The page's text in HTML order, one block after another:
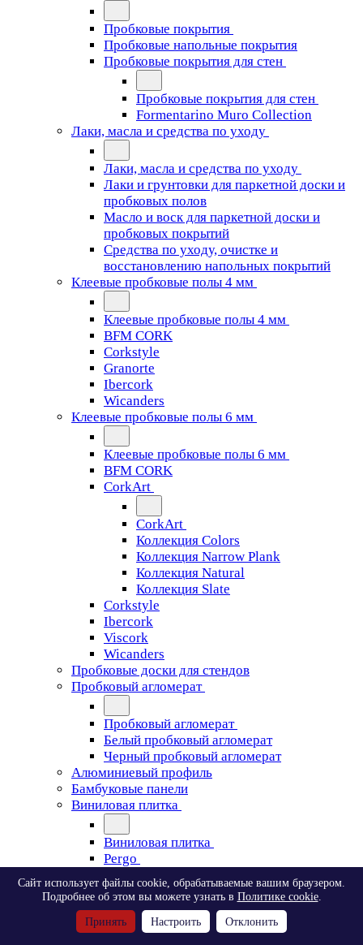
Пробковые покрытия
Пробковые напольные покрытия
Пробковые покрытия для стен
Пробковые покрытия для стен
Formentarino Muro Collection
Лаки, масла и средства по уходу
Лаки, масла и средства по уходу
Лаки и грунтовки для паркетной доски и
пробковых полов
Масло и воск для паркетной доски и
пробковых покрытий
Средства по уходу, очистке и
восстановлению напольных покрытий
Клеевые пробковые полы 4 мм
Клеевые пробковые полы 4 мм
BFM CORK
Corkstyle
Granorte
Ibercork
Wicanders
Клеевые пробковые полы 6 мм
Клеевые пробковые полы 6 мм
BFM CORK
CorkArt
CorkArt
Коллекция Colors
Коллекция Narrow Plank
Коллекция Natural
Коллекция Slate
Corkstyle
Ibercork
Viscork
Wicanders
Пробковые доски для стендов
Пробковый агломерат
Пробковый агломерат
Белый пробковый агломерат
Черный пробковый агломерат
Алюминиевый профиль
Бамбуковые панели
Виниловая плитка
Виниловая плитка
Pergo
Pergo
Classic Plank Optimum Glue
Modern Plank Optimum Glue
Сайт использует файлы cookie, обрабатываемые вашим браузером.
Подробнее об этом вы можете узнать в Политике cookie.
Принять Настроить Отклонить